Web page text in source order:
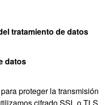
tratamiento de datos
datos
proteger la transmisión
cifrado SSL o TLS